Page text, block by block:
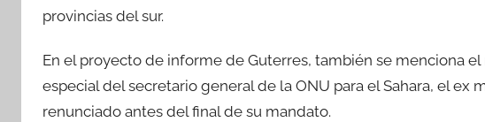
provincias del sur.
En el proyecto de informe de Guterres, también se menciona
especial del secretario general de la ONU para el Sahara, el ex
renunciado antes del final de su mandato.